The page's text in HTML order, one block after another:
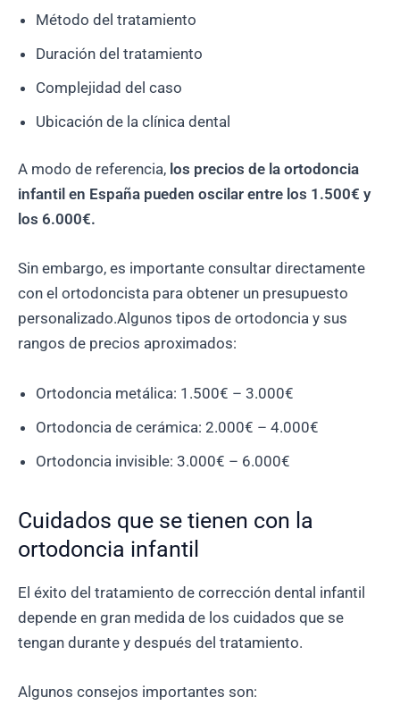
Método del tratamiento
Duración del tratamiento
Complejidad del caso
Ubicación de la clínica dental
A modo de referencia, los precios de la ortodoncia
infantil en España pueden oscilar entre los 1.500€ y
los 6.000€.
Sin embargo, es importante consultar directamente
con el ortodoncista para obtener un presupuesto
personalizado.Algunos tipos de ortodoncia y sus
rangos de precios aproximados:
Ortodoncia metálica: 1.500€ – 3.000€
Ortodoncia de cerámica: 2.000€ – 4.000€
Ortodoncia invisible: 3.000€ – 6.000€
Cuidados que se tienen con la
ortodoncia infantil
El éxito del tratamiento de corrección dental infantil
depende en gran medida de los cuidados que se
tengan durante y después del tratamiento.
Algunos consejos importantes son: